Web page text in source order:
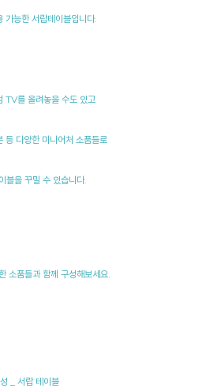
가능한 서랍테이블입니다.
TV를 올려놓을 수도 있고
등 다양한 미니어처 소품들로
블을 꾸밀 수 있습니다.
소품들과 함께 구성해보세요.
_ 서랍 테이블